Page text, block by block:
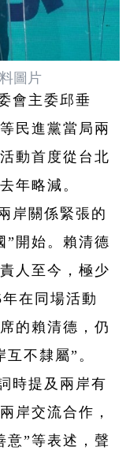
圖片
會主委邱垂
民進黨當局兩
動首度從台北
年略減。
岸關係緊張的
”開始。賴清德
人至今，極少
在同場活動
的賴清德，仍
不隸屬”。
時提及兩岸有
岸交流合作，
意”等表述，聲